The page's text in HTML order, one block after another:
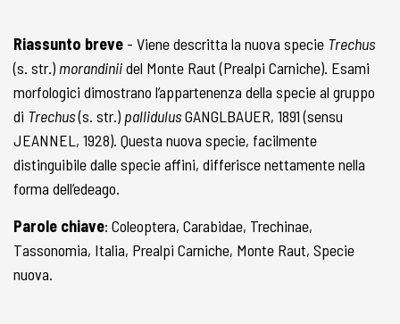
Riassunto breve - Viene descritta la nuova specie Trechus
(s. str.) morandiniidel Monte Raut (Prealpi Carniche). Esami
morfologici dimostrano l’appartenenza della specie al gruppo
di Trechus(s. str.) pallidulusGANGLBAUER, 1891 (sensu
JEANNEL, 1928). Questa nuova specie, facilmente
distinguibile dalle specie affini, differisce nettamente nella
forma dell’edeago.
Parole chiave: Coleoptera, Carabidae, Trechinae,
Tassonomia, Italia, Prealpi Carniche, Monte Raut, Specie
nuova.